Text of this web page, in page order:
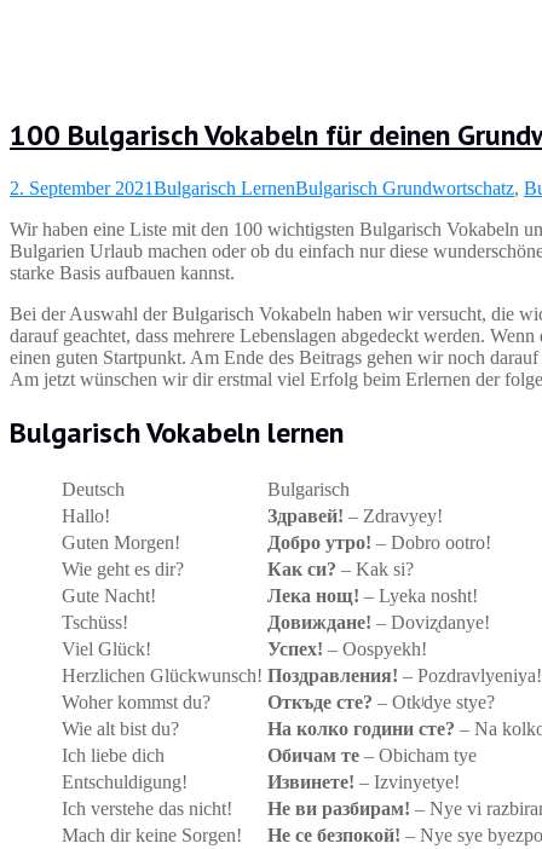
100 Bulgarisch Vokabeln für deinen
2. September 2021Bulgarisch LernenBulgarisch Grundwortschatz,
Wir haben eine Liste mit den 100 wichtigsten Bulgarisch Vokabeln
Bulgarien Urlaub machen oder ob du einfach nur diese
starke Basis aufbauen kannst.
Bei der Auswahl der Bulgarisch Vokabeln haben wir versucht, die
darauf geachtet, dass mehrere Lebenslagen abgedeckt werden.
einen guten Startpunkt. Am Ende des Beitrags gehen wir noch
Am jetzt wünschen wir dir erstmal viel Erfolg beim Erlernen der
Bulgarisch Vokabeln lernen
Deutsch
Bulgarisch
Hallo!
Здравей! – Zdravyey!
Guten Morgen!
Добро утро! – Dobro ootro!
Wie geht es dir?
Как си? – Kak si?
Gute Nacht!
Лека нощ! – Lyeka nosht!
Tschüss!
Довиждане! – Doviʐdanye!
Viel Glück!
Успех! – Oospyekh!
Herzlichen Glückwunsch! Поздравления! – Pozdravlyeniya!
Woher kommst du?
Откъде сте? – Otkʲdye stye?
Wie alt bist du?
На колко години сте? – Na
Ich liebe dich
Обичам те – Obicham tye
Entschuldigung!
Извинете! – Izvinyetye!
Ich verstehe das nicht!
Не ви разбирам! – Nye vi
Mach dir keine Sorgen!
Не се безпокой! – Nye sye